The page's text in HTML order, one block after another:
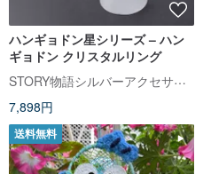
ハンギョドン星シリーズ – ハン
ギョドン クリスタルリング
STORY物語シルバーアクセサリー
7,898円
送料無料